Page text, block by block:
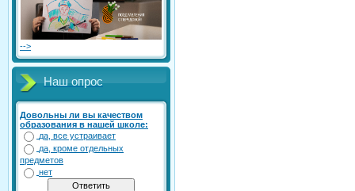
-->
Наш опрос
Довольны ли вы качеством
образования в нашей школе:
да, все устраивает
да, кроме отдельных
предметов
нет